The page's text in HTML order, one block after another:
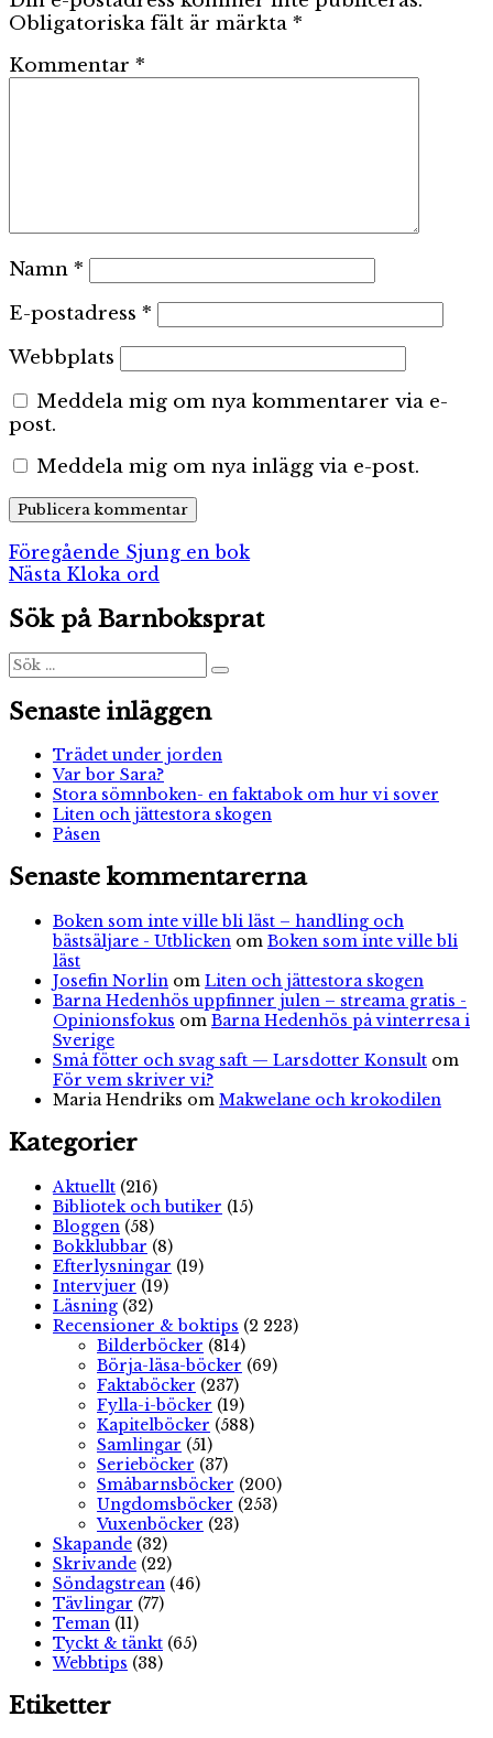
Obligatoriska fält är märkta *
Kommentar *
Namn *
E-postadress *
Webbplats
Meddela mig om nya kommentarer via e-
post.
Meddela mig om nya inlägg via e-post.
Inläggsnavigering
Föregående Föregående
inlägg:
Sjung en bok
Nästa Nästa
Kloka ord
Sök på Barnboksprat
Sök
efter:
Sök
Senaste inläggen
Trädet under jorden
Var bor Sara?
Stora sömnboken- en faktabok om hur vi sover
Liten och jättestora skogen
Påsen
Senaste kommentarerna
Boken som inte ville bli läst – handling och
bästsäljare - Utblicken om Boken som inte ville bli
läst
Josefin Norlin om Liten och jättestora skogen
Barna Hedenhös uppfinner julen – streama gratis -
Opinionsfokus om Barna Hedenhös på vinterresa i
Sverige
Små fötter och svag saft — Larsdotter Konsult om
För vem skriver vi?
Maria Hendriks om Makwelane och krokodilen
Kategorier
Aktuellt (216)
Bibliotek och butiker (15)
Bloggen (58)
Bokklubbar (8)
Efterlysningar (19)
Intervjuer (19)
Läsning (32)
Recensioner & boktips (2 223)
Bilderböcker (814)
Börja-läsa-böcker (69)
Faktaböcker (237)
Fylla-i-böcker (19)
Kapitelböcker (588)
Samlingar (51)
Serieböcker (37)
Småbarnsböcker (200)
Ungdomsböcker (253)
Vuxenböcker (23)
Skapande (32)
Skrivande (22)
Söndagstrean (46)
Tävlingar (77)
Teman (11)
Tyckt & tänkt (65)
Webbtips (38)
Etiketter